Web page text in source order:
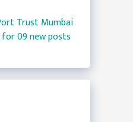
Trust Mumbai
09 new posts